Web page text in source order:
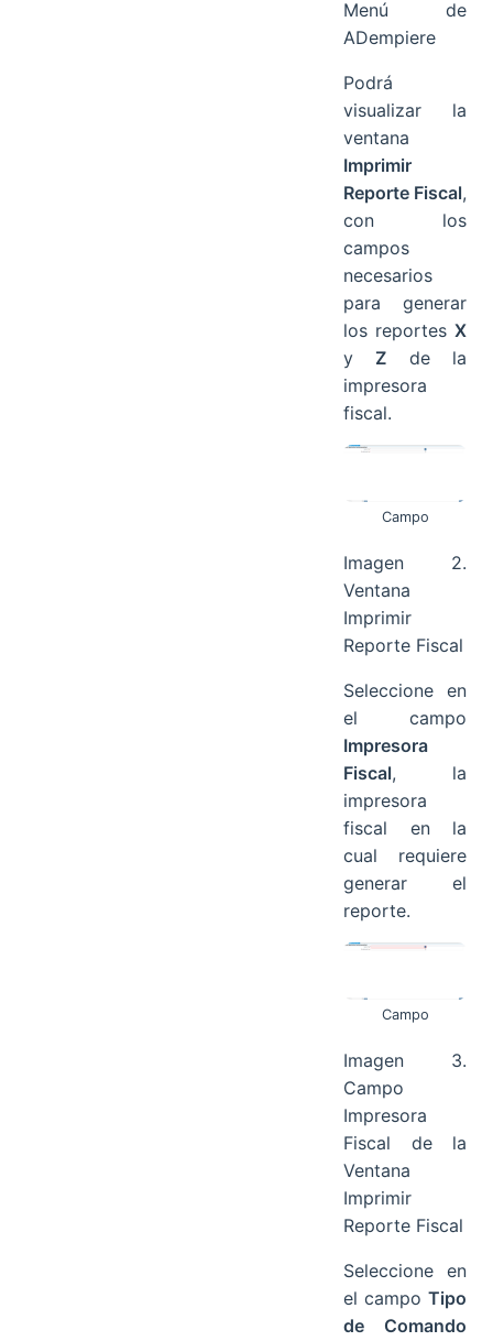
Menú de
ADempiere
Podrá
visualizar la
ventana
Imprimir
Reporte Fiscal,
con los
campos
necesarios
para generar
los reportes X
y Z de la
impresora
fiscal.
Campo
Imagen 2.
Ventana
Imprimir
Reporte Fiscal
Seleccione en
el campo
Impresora
Fiscal, la
impresora
fiscal en la
cual requiere
generar el
reporte.
Campo
Imagen 3.
Campo
Impresora
Fiscal de la
Ventana
Imprimir
Reporte Fiscal
Seleccione en
el campo Tipo
de Comando